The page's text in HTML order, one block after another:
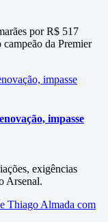
por R$ 517
da Premier
impasse
exigências
Arsenal.